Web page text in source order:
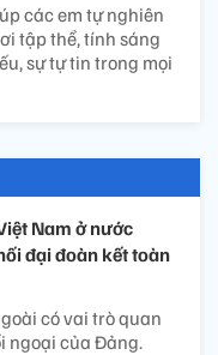
các em tự nghiên
tập thể, tính sáng
sự tự tin trong mọi
Nam ở nước
đại đoàn kết toàn
có vai trò quan
ngoại của Đảng.